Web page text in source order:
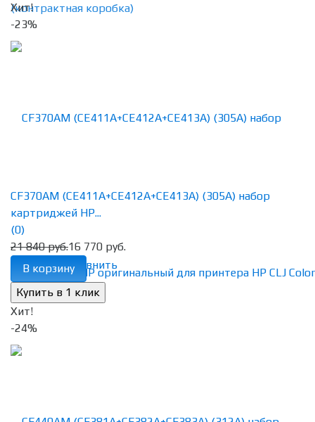
Хит!
-23%
избранное сравнить
CF370AM (CE411A+CE412A+CE413A) (305A) набор
картриджей HP...
(0)
21 840 руб.16 770 руб.
В корзину
Хит!
-24%